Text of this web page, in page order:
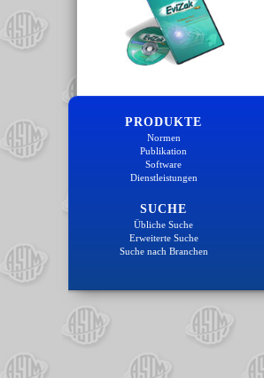
PRODUKTE
Normen
Publikation
Software
Dienstleistungen
SUCHE
Übliche Suche
Erweiterte Suche
Suche nach Branchen